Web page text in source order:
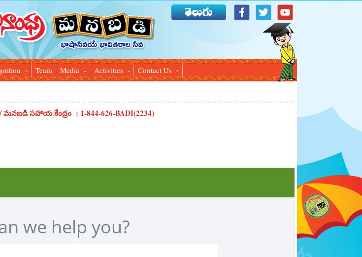
తెలుగు
Team Media Activities Contact Us
/ మనబడి సహాయ కేంద్రం : 1-844-626-BADI(2234)